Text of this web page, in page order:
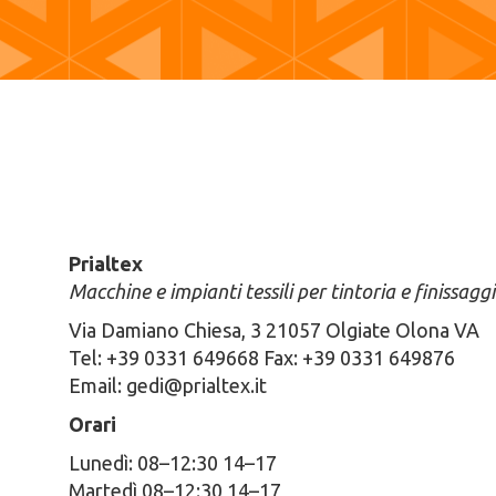
Prialtex
Macchine e impianti tessili per tintoria e
Via Damiano Chiesa, 3 21057 Olgiate Olona VA
Tel: +39 0331 649668 Fax: +39 0331 649876
Email: gedi@prialtex.it
Orari
Lunedì: 08–12:30 14–17
Martedì 08–12:30 14–17